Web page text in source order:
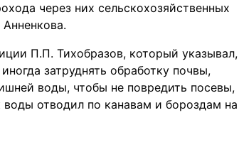
через них сельскохозяйственных
П.П. Тихобразов, который указывал,
затруднять обработку почвы,
воды, чтобы не повредить посевы,
воды отводил по канавам и бороздам на